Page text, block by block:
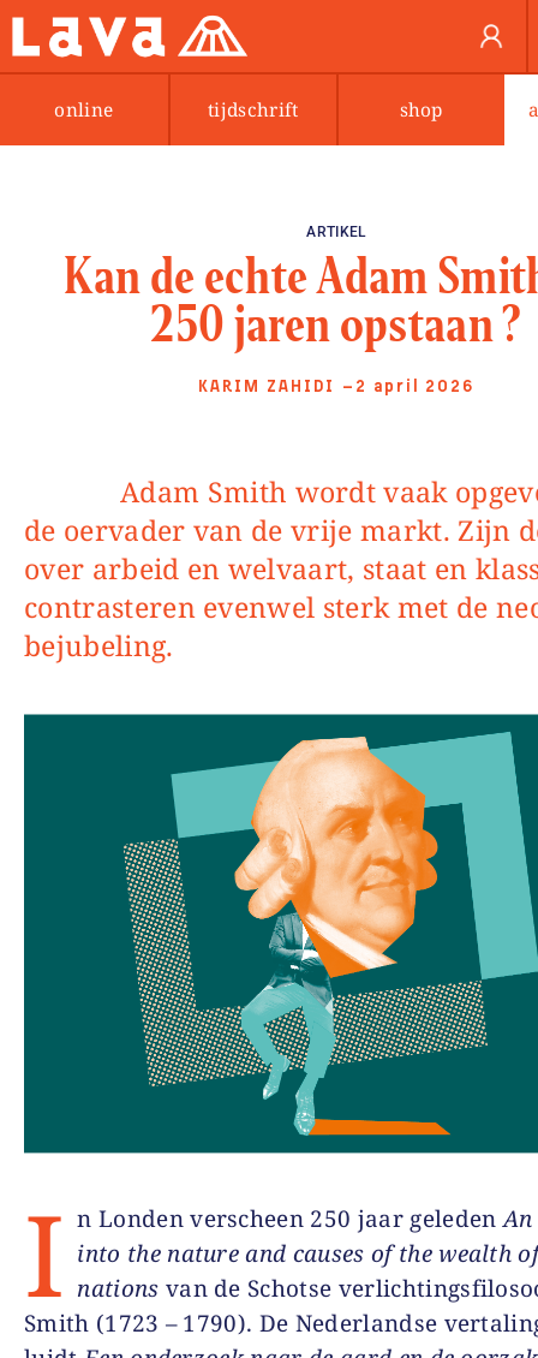
online tijdschrift shop
ARTIKEL
Kan de echte Adam
250 jaren opstaan ?
KARIM ZAHIDI —2 april 2026
Adam Smith wordt vaak opgevoerd als
de oervader van de vrije markt. Zijn
over arbeid en welvaart, staat en
contrasteren evenwel sterk met de
bejubeling.
I n Londen verscheen 250 jaar geleden
into the nature and causes of the wealth
nations van de Schotse
Smith (1723 – 1790). De Nederlandse